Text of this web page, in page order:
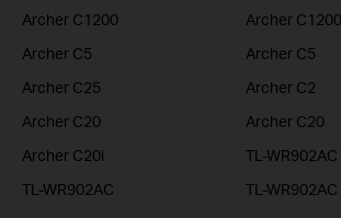
Archer C1200
Archer C1200
Archer C5
Archer C5
Archer C25
Archer C2
Archer C20
Archer C20
Archer C20i
TL-WR902AC
TL-WR902AC
TL-WR902AC